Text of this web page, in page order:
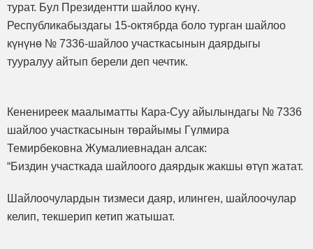
турат. Бул Президентти шайлоо күнү.
Республикабыздагы 15-октябрда боло турган шайлоо
күнүнө № 7336-шайлоо участкасынын даярдыгы
тууралуу айтып берели деп чечтик.
Кенениреек маалыматты Кара-Суу айылындагы № 7336
шайлоо участкасынын төрайымы Гүлмира
Темирбековна Жумалиевнадан алсак:
“Биздин участкада шайлоого даярдык жакшы өтүп жатат.
Шайлоочулардын тизмеси даяр, илинген, шайлоочулар
келип, текшерип кетип жатышат.